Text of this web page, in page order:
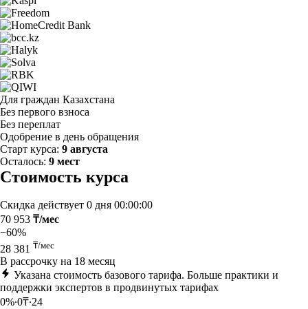
Для граждан Казахстана
Без первого взноса
Без переплат
Одобрение в день обращения
Старт курса: 9 августа
Осталось: 9 мест
Стоимость курса
Скидка действует 0 дня 00:00:00
70 953 ₸/мес
−60%
28 381 ₸/мес
В рассрочку на 18 месяц
Указана стоимость базового тарифа. Больше практики и
поддержки экспертов в продвинутых тарифах
0%∙0₸∙24